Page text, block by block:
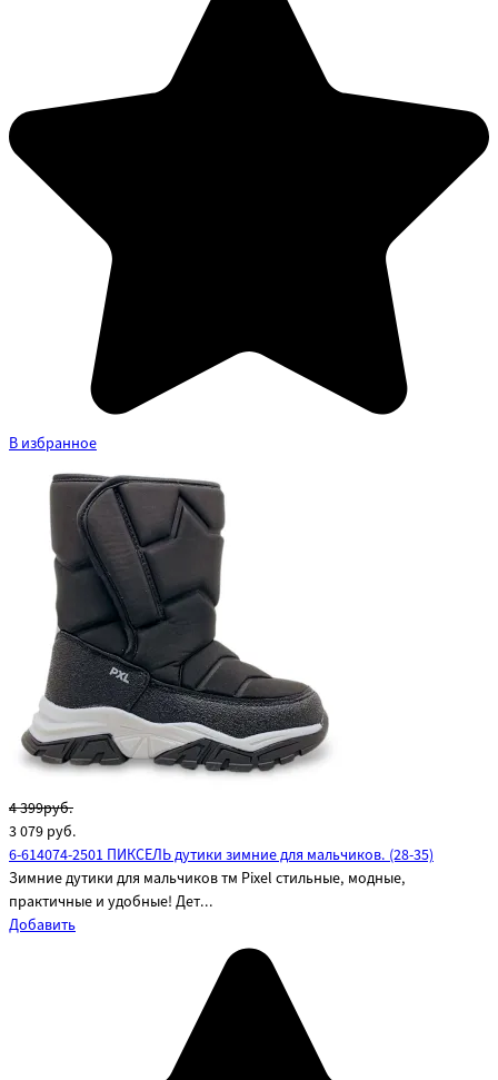
В избранное
4 399руб.
3 079 руб.
6-614074-2501 ПИКСЕЛЬ дутики зимние для мальчиков. (28-35)
Зимние дутики для мальчиков тм Pixel стильные, модные,
практичные и удобные! Дет...
Добавить